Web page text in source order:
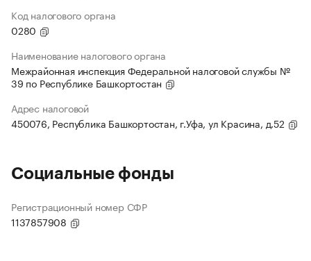
Код налогового органа
0280
Наименование налогового органа
Межрайонная инспекция Федеральной налоговой службы №
39 по Республике Башкортостан
Адрес налоговой
450076, Республика Башкортостан, г.Уфа, ул Красина, д.52
Социальные фонды
Регистрационный номер СФР
1137857908